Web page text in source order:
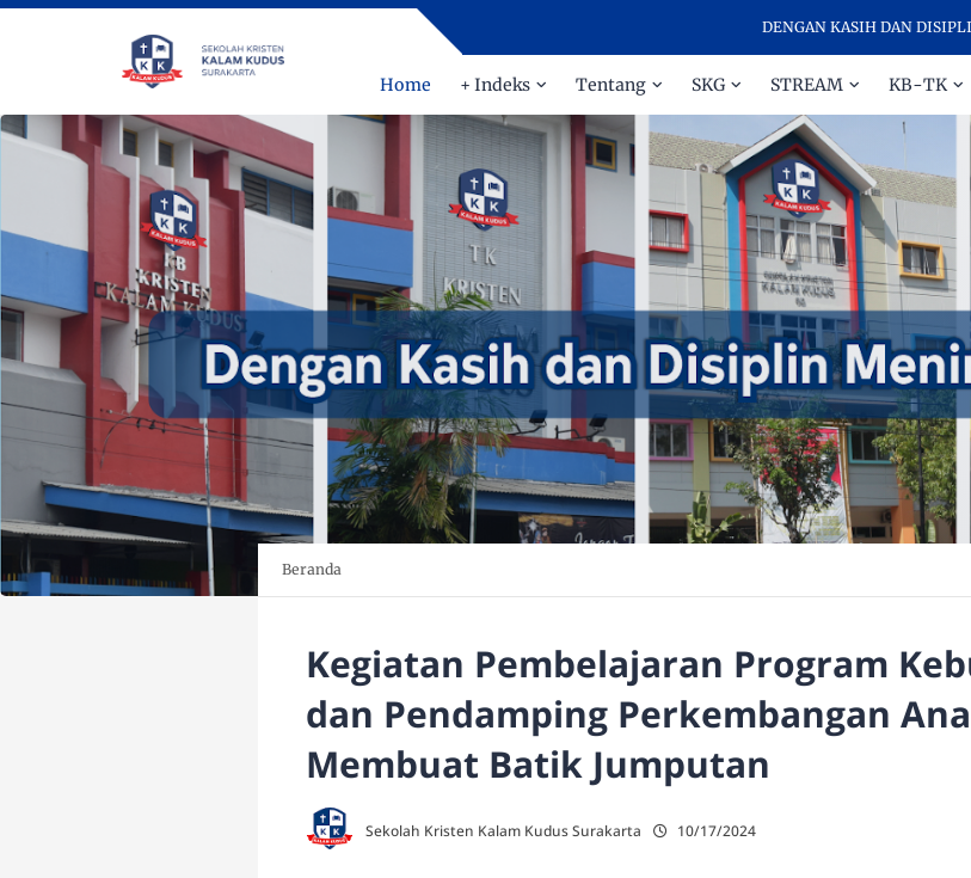
DENGAN KASIH DAN DISIPLIN
Home + Indeks Tentang SKG STREAM KB-TK
Beranda
Kegiatan Pembelajaran Program
dan Pendamping Perkembangan
Membuat Batik Jumputan
Sekolah Kristen Kalam Kudus Surakarta 10/17/2024